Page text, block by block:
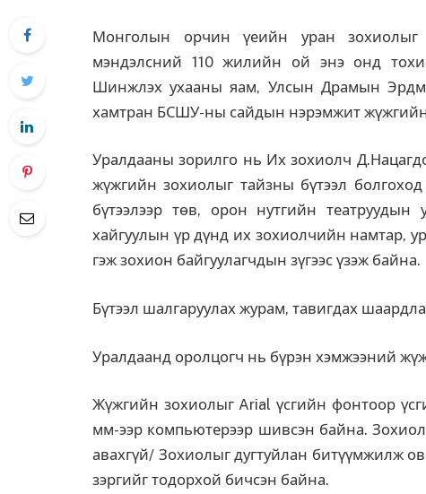
Монголын орчин үеийн уран зохиолыг
мэндэлсний 110 жилийн ой энэ онд
Шинжлэх ухааны яам, Улсын Драмын
хамтран БСШУ-ны сайдын нэрэмжит
Уралдааны зорилго нь Их зохиолч
жүжгийн зохиолыг тайзны бүтээл
бүтээлээр төв, орон нутгийн
хайгуулын үр дүнд их зохиолчийн намтар,
гэж зохион байгуулагчдын зүгээс үзэж байна.
Бүтээл шалгаруулах журам, тавигдах
Уралдаанд оролцогч нь бүрэн хэмжээний
Жүжгийн зохиолыг Arial үсгийн фонтоор
мм-ээр компьютерээр шивсэн байна.
авахгүй/ Зохиолыг дугтуйлан битүүмжилж
зэргийг тодорхой бичсэн байна.